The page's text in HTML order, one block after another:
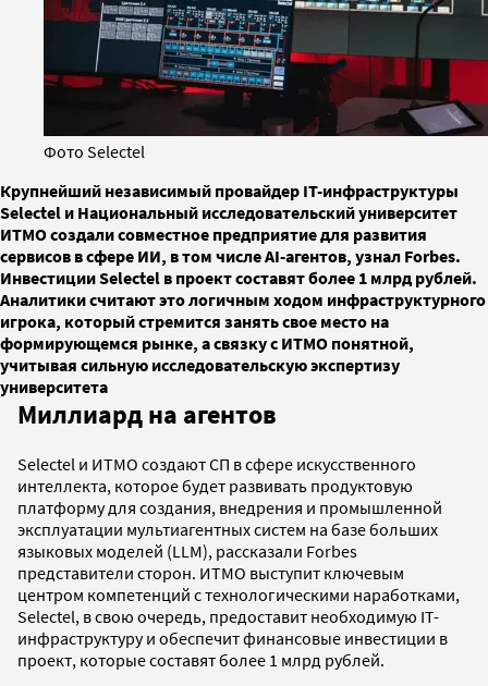
Фото Selectel
Крупнейший независимый провайдер IT-инфраструктуры
Selectel и Национальный исследовательский университет
ИТМО создали совместное предприятие для развития
сервисов в сфере ИИ, в том числе AI-агентов, узнал Forbes.
Инвестиции Selectel в проект составят более 1 млрд рублей.
Аналитики считают это логичным ходом инфраструктурного
игрока, который стремится занять свое место на
формирующемся рынке, а связку с ИТМО понятной,
учитывая сильную исследовательскую экспертизу
университета
Миллиард на агентов
Selectel и ИТМО создают СП в сфере искусственного
интеллекта, которое будет развивать продуктовую
платформу для создания, внедрения и промышленной
эксплуатации мультиагентных систем на базе больших
языковых моделей (LLM), рассказали Forbes
представители сторон. ИТМО выступит ключевым
центром компетенций с технологическими наработками,
Selectel, в свою очередь, предоставит необходимую IT-
инфраструктуру и обеспечит финансовые инвестиции в
проект, которые составят более 1 млрд рублей.